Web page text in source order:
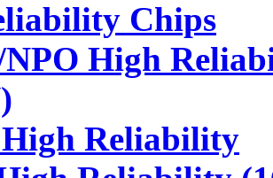
Chips
High
Reliability